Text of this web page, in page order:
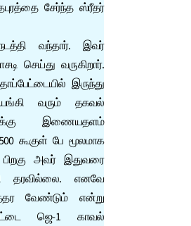
சேர்ந்த ஸ்ரீதர்
நடத்தி வந்தார். இவர்
செய்து வருகிறார்.
இருந்து
வரும் தகவல்
இணையதளம்
கூகுள் பே மூலமாக
அவர் இதுவரை
தரவில்லை. எனவே
வேண்டும் என்று
ஜெ-1 காவல்